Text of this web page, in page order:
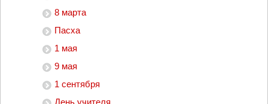
8 марта
Пасха
1 мая
9 мая
1 сентября
День учителя